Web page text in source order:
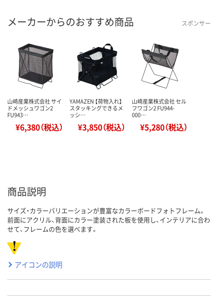
メーカーからのおすすめ商品 スポンサー
山崎産業株式会社 サイ
ドメッシュワゴン2
FU943…
¥6,380（税込）
YAMAZEN 【荷物入れ】
スタッキングできるメ
ッシ…
¥3,850（税込）
山崎産業株式会社 セル
フワゴン2 FU944-
000…
¥5,280（税込）
商品説明
サイズ・カラーバリエーションが豊富なカラーボードフォトフレーム。
前面にアクリル、背面にカラー塗装された板を使用し、インテリアに合わ
せて、フレームの色を選べます。
アイコンの説明